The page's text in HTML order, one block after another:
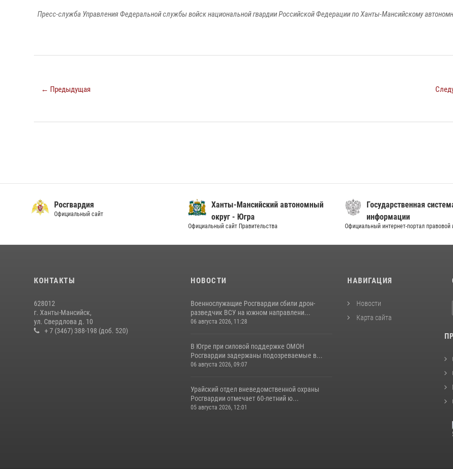
Пресс-служба Управления Федеральной службы войск национальной гвардии Российской Федерации по Ханты-Мансийскому
← Предыдущая
Росгвардия
Официальный сайт
Ханты-Мансийский автономный
округ - Югра
Официальный сайт Правительства
Государственная
информации
Официальный интернет-портал
КОНТАКТЫ
628012
г. Ханты-Мансийск,
ул. Свердлова д. 10
+ 7 (3467) 388-198 (доб. 520)
НОВОСТИ
Военнослужащие Росгвардии сбили дрон-
разведчик ВСУ на южном направлени...
06 августа 2026, 11:28
В Югре при силовой поддержке ОМОН
Росгвардии задержаны подозреваемые в...
06 августа 2026, 09:07
Урайский отдел вневедомственной охраны
Росгвардии отмечает 60-летний ю...
05 августа 2026, 12:01
НАВИГАЦИЯ
Новости
Карта сайта